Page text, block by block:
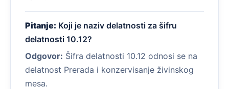
Pitanje: Koji je naziv delatnosti za šifru
delatnosti 10.12?
Odgovor: Šifra delatnosti 10.12 odnosi se na
delatnost Prerada i konzervisanje živinskog
mesa.